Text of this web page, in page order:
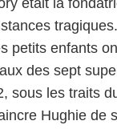
était la
petits enfants
des sept
sous les traits
Hughie de